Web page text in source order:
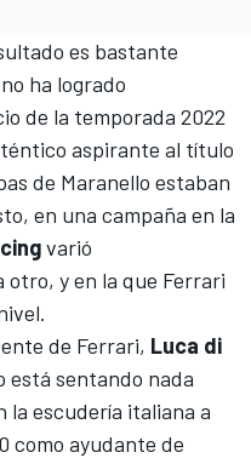
es bastante
ha logrado
de la temporada 2022
aspirante al título
de Maranello estaban
en una campaña en la
varió
otro, y en la que Ferrari
de Ferrari, Luca di
está sentando nada
la escudería italiana a
como ayudante de